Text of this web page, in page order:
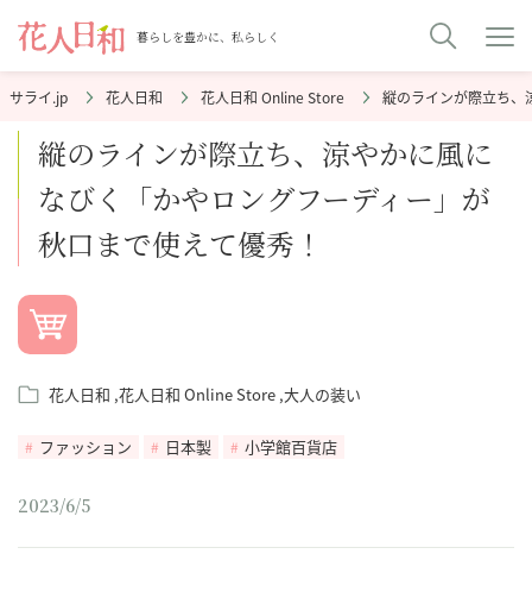
暮らしを豊かに、私らしく
花人日和 花人日和 Online Store 縦のラインが際立ち、
縦のラインが際立ち、涼やかに風に
なびく「かやロングフーディー」が
秋口まで使えて優秀！
花人日和 花人日和 Online Store 大人の装い
ファッション 日本製 小学館百貨店
2023/6/5